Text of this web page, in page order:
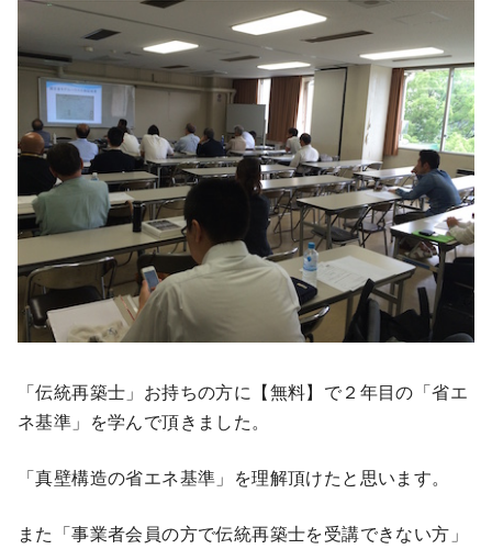
「伝統再築士」お持ちの方に【無料】で２年目の「省エ
ネ基準」を学んで頂きました。
「真壁構造の省エネ基準」を理解頂けたと思います。
また「事業者会員の方で伝統再築士を受講できない方」